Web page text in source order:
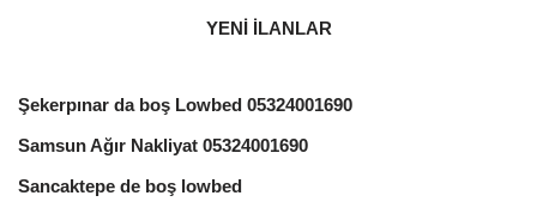
YENİ İLANLAR
Şekerpınar da boş Lowbed 05324001690
Samsun Ağır Nakliyat 05324001690
Sancaktepe de boş lowbed